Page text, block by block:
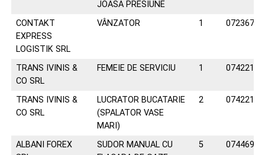
JOASA PRESIUNE
CONTAKT
EXPRESS
LOGISTIK SRL
VÂNZATOR 1
TRANS IVINIS &
CO SRL
FEMEIE DE SERVICIU 1
TRANS IVINIS &
CO SRL
LUCRATOR BUCATARIE
(SPALATOR VASE
MARI)
2
ALBANI FOREX
SUDOR MANUAL CU
5